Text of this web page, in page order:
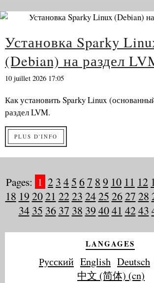
Установка Sparky
(Debian) на раздел
10 juillet 2026 17:05
Как установить Sparky Linux
раздел LVM.
PLUS D'INFO
Pages: 1 2 3 45 67 8 9 10 11 12
18 19 2021 2223 2425 2627 28
34 35 36 37 38 39 4041 4243
LANGAGES
Русский English Deutsch
中文 (简体) (cn)